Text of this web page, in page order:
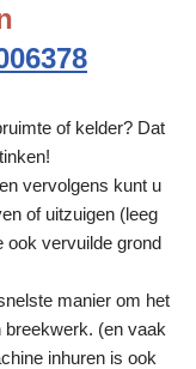
of kelder? Dat
vervolgens kunt u
of uitzuigen (leeg
ook vervuilde grond
manier om het
(en vaak
inhuren is ook